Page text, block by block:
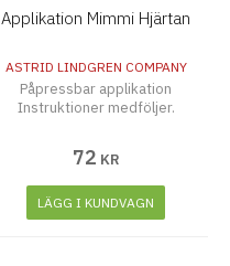
Applikation Mimmi Hjärtan
ASTRID LINDGREN COMPANY
Påpressbar applikation
Instruktioner medföljer.
72 KR
LÄGG I KUNDVAGN